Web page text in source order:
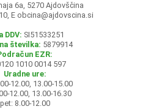
6a, 5270 Ajdovščina
E obcina@ajdovscina.si
DDV: SI51533251
številka: 5879914
EZR:
1010 0014 597
Uradne ure:
12.00, 13.00-15.00
12.00, 13.00-16.30
pet: 8.00-12.00